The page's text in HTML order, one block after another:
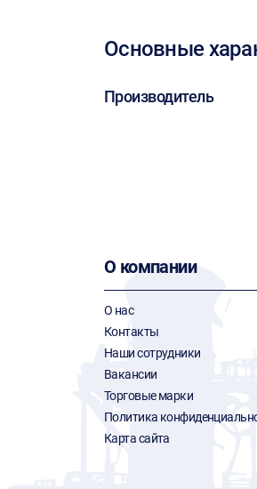
Основные
Производитель
О компании
О нас
Контакты
Наши сотрудники
Вакансии
Торговые марки
Политика
Карта сайта